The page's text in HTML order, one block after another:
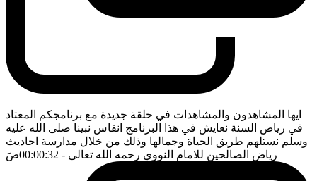
ايها المشاهدون والمشاهدات في حلقة جديدة مع برنامجكم المعتاد
في رياض السنة نعايش في هذا البرنامج انفاس نبينا صلى الله عليه
وسلم نستلهم طريق الحياة وجمالها وذلك من خلال مدارسة احاديث
رياض الصالحين للامام النووي رحمه الله تعالى - 00:00:32 ضَ